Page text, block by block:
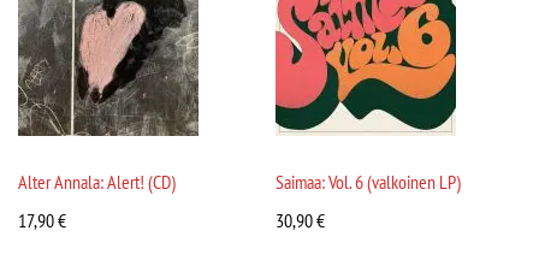
Alter Annala: Alert! (CD)
17,90€
Saimaa: Vol. 6 (valkoinen LP)
30,90€